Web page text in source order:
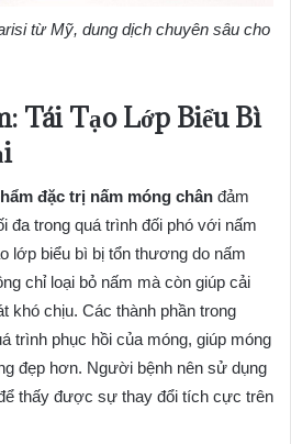
từ Mỹ, dung dịch chuyên sâu cho
Tái Tạo Lớp Biểu Bì
đặc trị nấm móng chân đảm
đa trong quá trình đối phó với nấm
lớp biểu bì bị tổn thương do nấm
chỉ loại bỏ nấm mà còn giúp cải
khó chịu. Các thành phần trong
trình phục hồi của móng, giúp móng
đẹp hơn. Người bệnh nên sử dụng
thấy được sự thay đổi tích cực trên